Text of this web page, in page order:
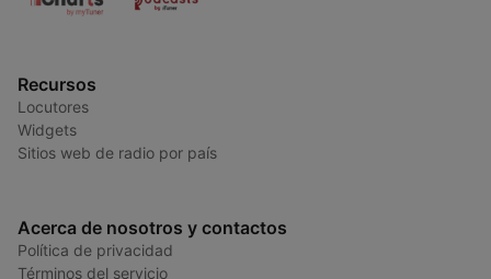
Recursos
Locutores
Widgets
Sitios web de radio por país
Acerca de nosotros y contactos
Política de privacidad
Términos del servicio